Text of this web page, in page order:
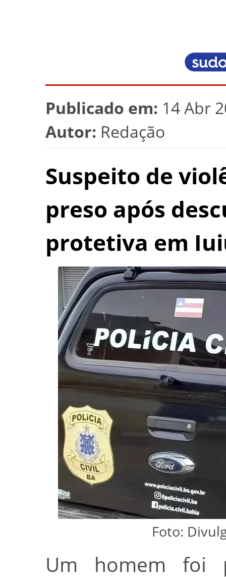
Publicado em: 14 Abr
Autor: Redação
Suspeito de
preso após
protetiva em
Foto:
Um homem foi